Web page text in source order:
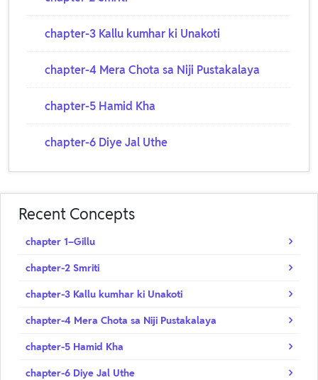
chapter-3 Kallu kumhar ki Unakoti
chapter-4 Mera Chota sa Niji Pustakalaya
chapter-5 Hamid Kha
chapter-6 Diye Jal Uthe
Recent Concepts
chapter 1–Gillu
chapter-2 Smriti
chapter-3 Kallu kumhar ki Unakoti
chapter-4 Mera Chota sa Niji Pustakalaya
chapter-5 Hamid Kha
chapter-6 Diye Jal Uthe